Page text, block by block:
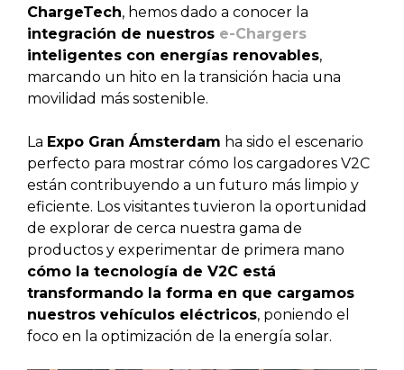
ChargeTech, hemos dado a conocer la
integración de nuestros e-Chargers
inteligentes con energías renovables,
marcando un hito en la transición hacia una
movilidad más sostenible.
La Expo Gran Ámsterdam ha sido el escenario
perfecto para mostrar cómo los cargadores V2C
están contribuyendo a un futuro más limpio y
eficiente. Los visitantes tuvieron la oportunidad
de explorar de cerca nuestra gama de
productos y experimentar de primera mano
cómo la tecnología de V2C está
transformando la forma en que cargamos
nuestros vehículos eléctricos, poniendo el
foco en la optimización de la energía solar.